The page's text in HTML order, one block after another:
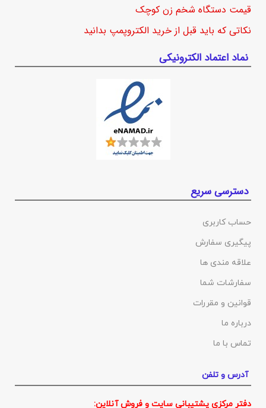
قیمت دستگاه شخم زن کوچک
نکاتی که باید قبل از خرید الکتروپمپ بدانید
نماد اعتماد الکترونیکی
دسترسی سریع
حساب کاربری
پیگیری سفارش
علاقه مندی ها
سفارشات شما
قوانین و مقررات
درباره ما
تماس با ما
آدرس و تلفن
دفتر مرکزی پشتیبانی سایت و فروش آنلاین: